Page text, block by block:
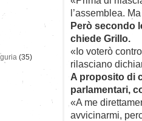
l’assemblea.
Però secondo
chiede Grillo.
«Io voterò
rilasciano
A proposito di
parlamentari,
«A me
avvicinarmi,
(35)